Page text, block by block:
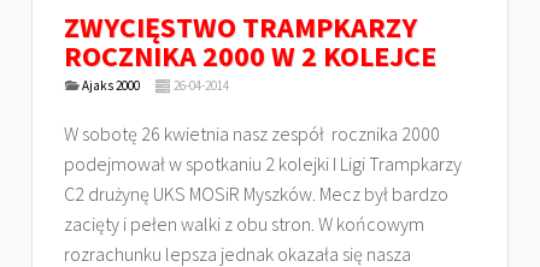
ZWYCIĘSTWO TRAMPKARZY
ROCZNIKA 2000 W 2 KOLEJCE
Ajaks 2000 26-04-2014
W sobotę 26 kwietnia nasz zespół rocznika 2000
podejmował w spotkaniu 2 kolejki I Ligi Trampkarzy
C2 drużynę UKS MOSiR Myszków. Mecz był bardzo
zacięty i pełen walki z obu stron. W końcowym
rozrachunku lepsza jednak okazała się nasza